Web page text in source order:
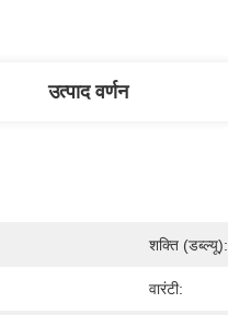
उत्पाद वर्णन
शक्ति (डब्ल्यू):
वारंटी: